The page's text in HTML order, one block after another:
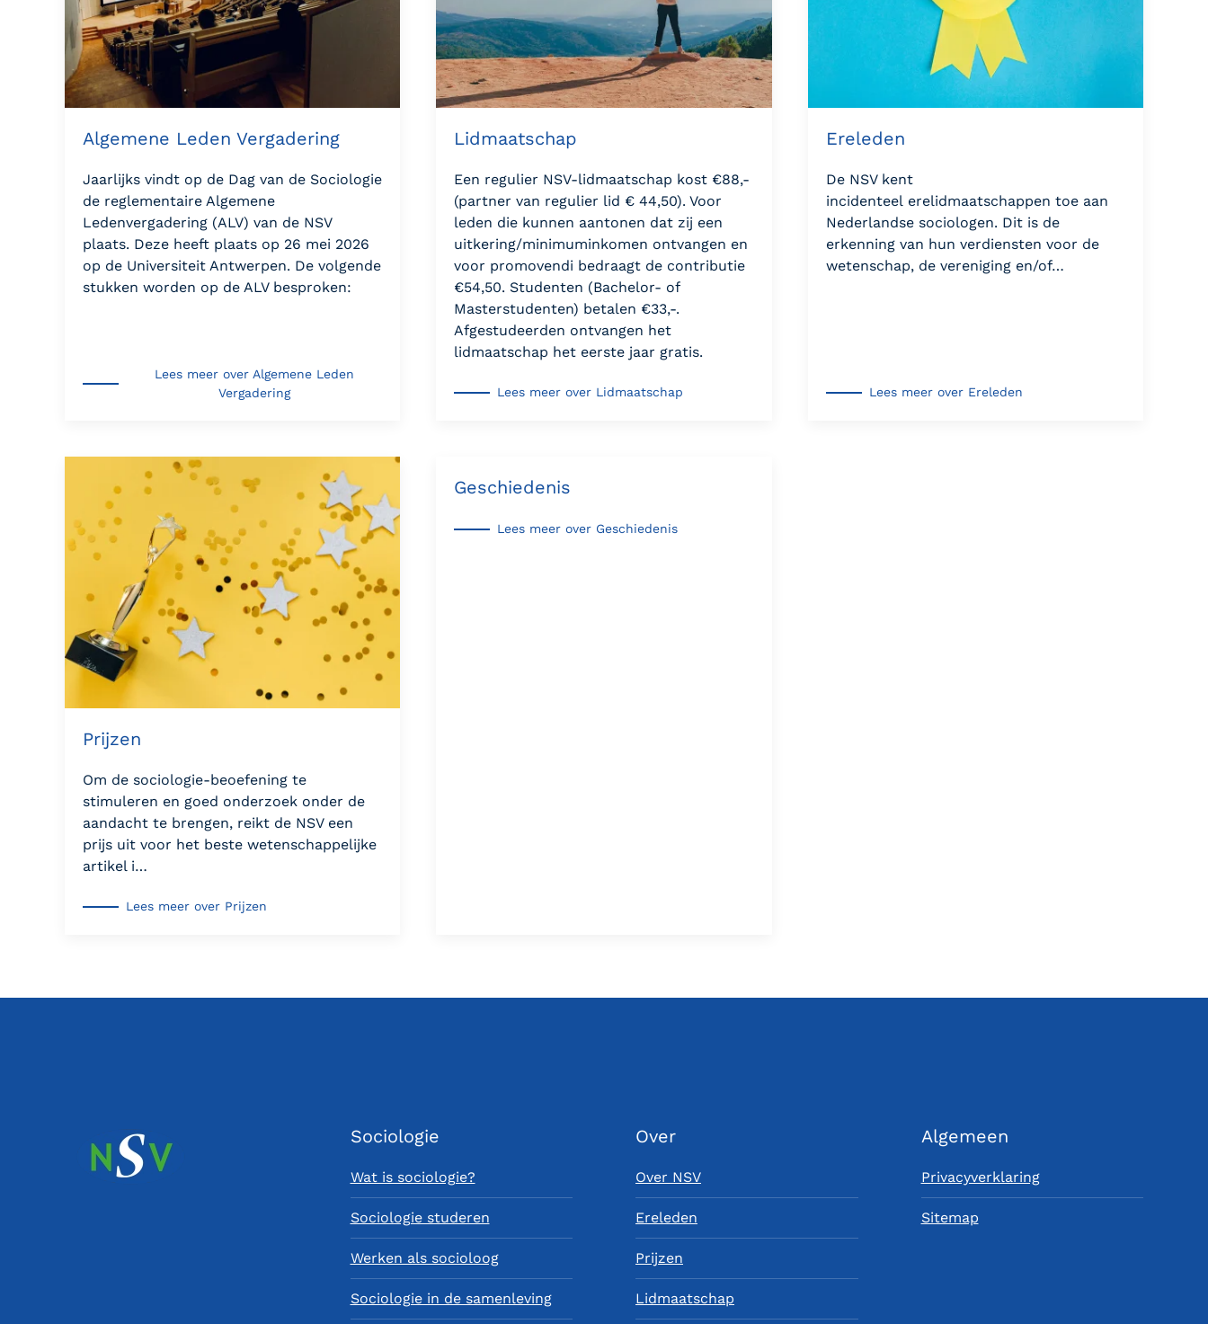
Algemene Leden Vergadering
Jaarlijks vindt op de Dag van de Sociologie
de reglementaire Algemene
Ledenvergadering (ALV) van de NSV
plaats. Deze heeft plaats op 26 mei 2026
op de Universiteit Antwerpen. De volgende
stukken worden op de ALV besproken:
Lees meer over Algemene Leden
Vergadering
Lidmaatschap
Een regulier NSV-lidmaatschap kost €88,-
(partner van regulier lid € 44,50). Voor
leden die kunnen aantonen dat zij een
uitkering/minimuminkomen ontvangen en
voor promovendi bedraagt de contributie
€54,50. Studenten (Bachelor- of
Masterstudenten) betalen €33,-.
Afgestudeerden ontvangen het
lidmaatschap het eerste jaar gratis.
Lees meer over Lidmaatschap
Ereleden
De NSV kent
incidenteel erelidmaatschappen toe aan
Nederlandse sociologen. Dit is de
erkenning van hun verdiensten voor de
wetenschap, de vereniging en/of…
Lees meer over Ereleden
Prijzen
Om de sociologie-beoefening te
stimuleren en goed onderzoek onder de
aandacht te brengen, reikt de NSV een
prijs uit voor het beste wetenschappelijke
artikel i…
Lees meer over Prijzen
Geschiedenis
Lees meer over Geschiedenis
Sociologie
Wat is sociologie?
Sociologie studeren
Werken als socioloog
Sociologie in de samenleving
Over
Over NSV
Ereleden
Prijzen
Lidmaatschap
Algemeen
Privacyverklaring
Sitemap